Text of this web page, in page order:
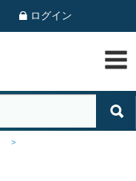
ログイン